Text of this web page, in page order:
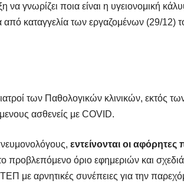
γνωρίζει ποια είναι η υγειονομική
καταγγελία των εργαζομένων (29/12)
των Παθολογικών κλινικών, εκτός
ασθενείς με COVID.
εντείνονται οι αφόρητες
προβλεπόμενο όριο εφημεριών και
με αρνητικές συνέπειες για την